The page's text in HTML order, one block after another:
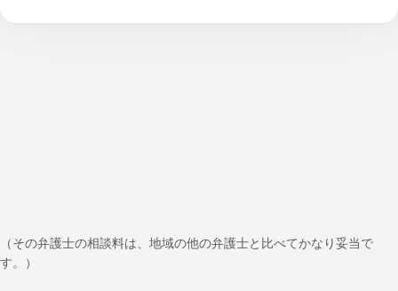
（その弁護士の相談料は、地域の他の弁護士と比べてかなり妥当で
す。）